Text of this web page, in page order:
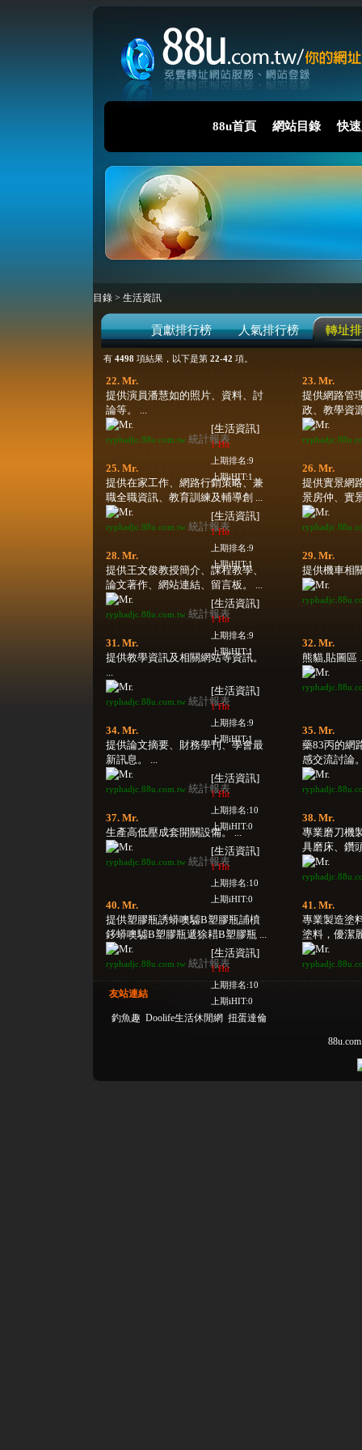
88u首頁 網站目錄 快
目錄 > 生活資訊
貢獻排行榜 人氣排行榜 轉址
有 4498 項結果，以下是第 22-42 項。
22. Mr.
提供演員潘慧如的照片、資料、討
論等。 ...
[生活資訊]
1 Hit
上期排名:9
上期iHIT:1
ryphadjc.88u.com.tw 統計報表
23. Mr.
提供網路管
政、教學資
25. Mr.
提供在家工作、網路行銷策略、兼
職全職資訊、教育訓練及輔導創 ...
[生活資訊]
1 Hit
上期排名:9
上期iHIT:1
ryphadjc.88u.com.tw 統計報表
26. Mr.
提供實景網
景房仲、實
28. Mr.
提供王文俊教授簡介、課程教學、
論文著作、網站連結、留言板。 ...
[生活資訊]
1 Hit
上期排名:9
上期iHIT:1
ryphadjc.88u.com.tw 統計報表
29. Mr.
提供機車相
31. Mr.
提供教學資訊及相關網站等資訊。
...
[生活資訊]
1 Hit
上期排名:9
上期iHIT:1
ryphadjc.88u.com.tw 統計報表
32. Mr.
熊貓,貼圖區
34. Mr.
提供論文摘要、財務學刊、學會最
新訊息。 ...
[生活資訊]
1 Hit
上期排名:10
上期iHIT:0
ryphadjc.88u.com.tw 統計報表
35. Mr.
藥83丙的網
感交流討論
37. Mr.
生產高低壓成套開關設備。 ...
[生活資訊]
1 Hit
上期排名:10
上期iHIT:0
ryphadjc.88u.com.tw 統計報表
38. Mr.
專業磨刀機
具磨床、鑽
40. Mr.
提供塑膠瓶誘蟒噢驉B塑膠瓶誧橨
鉹蟒噢驉B塑膠瓶遞狳耤B塑膠瓶 ...
[生活資訊]
1 Hit
上期排名:10
上期iHIT:0
ryphadjc.88u.com.tw 統計報表
41. Mr.
專業製造塗
塗料，優潔
友站連結
釣魚趣 Doolife生活休閒網 扭蛋達倫